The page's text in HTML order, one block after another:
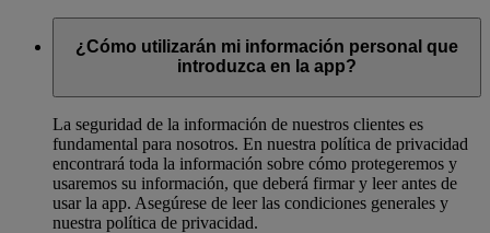
¿Cómo utilizarán mi información personal que
introduzca en la app?
La seguridad de la información de nuestros clientes es
fundamental para nosotros. En nuestra política de privacidad
encontrará toda la información sobre cómo protegeremos y
usaremos su información, que deberá firmar y leer antes de
usar la app. Asegúrese de leer las condiciones generales y
nuestra política de privacidad.